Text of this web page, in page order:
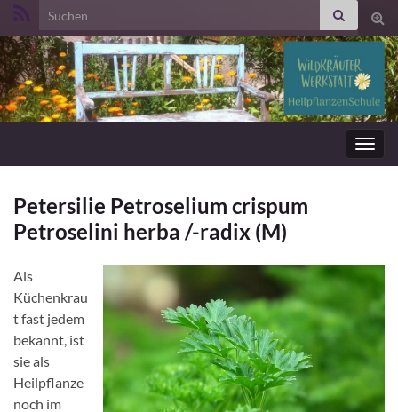
Search for:
Petersilie Petroselium crispum
Petroselini herba /-radix (M)
Als
Küchenkrau
t fast jedem
bekannt, ist
sie als
Heilpflanze
noch im